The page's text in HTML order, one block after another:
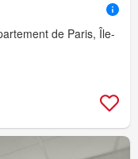
de Paris, Île-